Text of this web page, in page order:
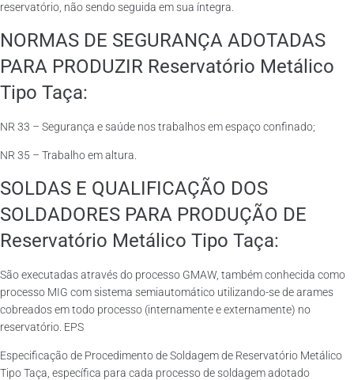
reservatório, não sendo seguida em sua íntegra.
NORMAS DE SEGURANÇA ADOTADAS
PARA PRODUZIR Reservatório Metálico
Tipo Taça:
NR 33 – Segurança e saúde nos trabalhos em espaço confinado;
NR 35 – Trabalho em altura.
SOLDAS E QUALIFICAÇÃO DOS
SOLDADORES PARA PRODUÇÃO DE
Reservatório Metálico Tipo Taça:
São executadas através do processo GMAW, também conhecida como
processo MIG com sistema semiautomático utilizando-se de arames
cobreados em todo processo (internamente e externamente) no
reservatório. EPS
Especificação de Procedimento de Soldagem de Reservatório Metálico
Tipo Taça, específica para cada processo de soldagem adotado